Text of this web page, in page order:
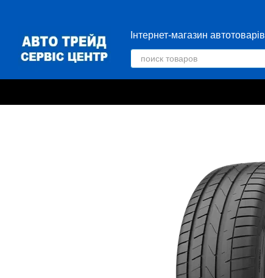
Інтернет-магазин автотоварів